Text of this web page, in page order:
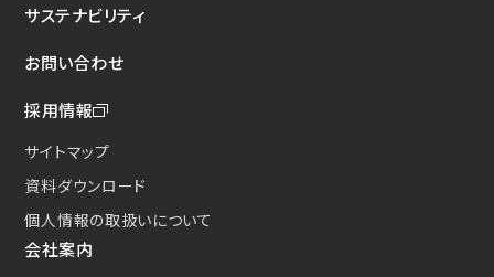
サステナビリティ
お問い合わせ
採用情報
サイトマップ
資料ダウンロード
個人情報の取扱いについて
会社案内